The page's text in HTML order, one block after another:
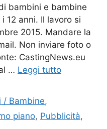
bambini e bambine
12 anni. Il lavoro si
2015. Mandare la
Non inviare foto o
CastingNews.eu
… Leggi tutto
/ Bambine,
piano, Pubblicità,